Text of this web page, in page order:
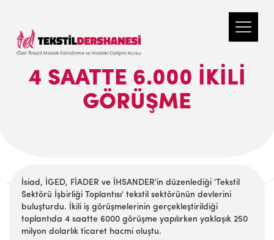
4 SAATTE 6.000 İKILI
GÖRÜŞME
İsiad, İGED, FİADER ve İHSANDER'in düzenlediği 'Tekstil
Sektörü İşbirliği Toplantısı' tekstil sektörünün devlerini
buluşturdu. İkili iş görüşmelerinin gerçekleştirildiği
toplantıda 4 saatte 6000 görüşme yapılırken yaklaşık 250
milyon dolarlık ticaret hacmi oluştu.